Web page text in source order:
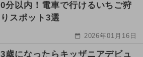
0分以内！電車で行けるいちご狩
りスポット3選
2026年01月16日
3歳になったらキッザニアデビュ